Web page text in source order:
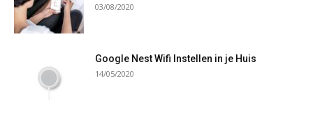
03/08/2020
Google Nest Wifi Instellen in je Huis
14/05/2020